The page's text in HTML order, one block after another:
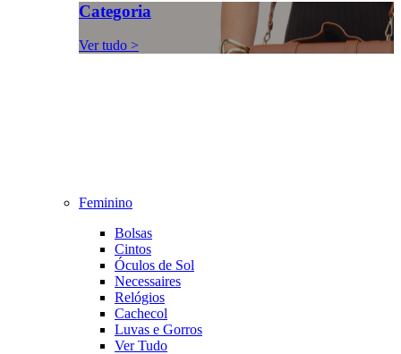
Categoria
Ver tudo >
Feminino
Bolsas
Cintos
Óculos de Sol
Necessaires
Relógios
Cachecol
Luvas e Gorros
Ver Tudo